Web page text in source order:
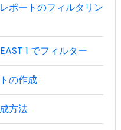
ポートのフィルタリン
1 でフィルター
の作成
方法